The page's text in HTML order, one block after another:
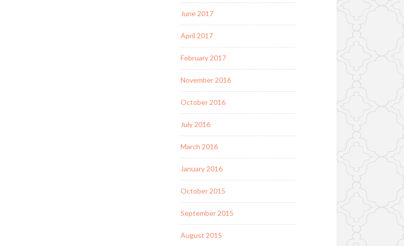
June 2017
April 2017
February 2017
November 2016
October 2016
July 2016
March 2016
January 2016
October 2015
September 2015
August 2015